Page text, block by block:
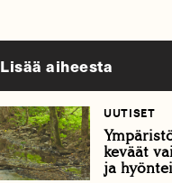
Lisää aiheesta
UUTISET
keväät
ja